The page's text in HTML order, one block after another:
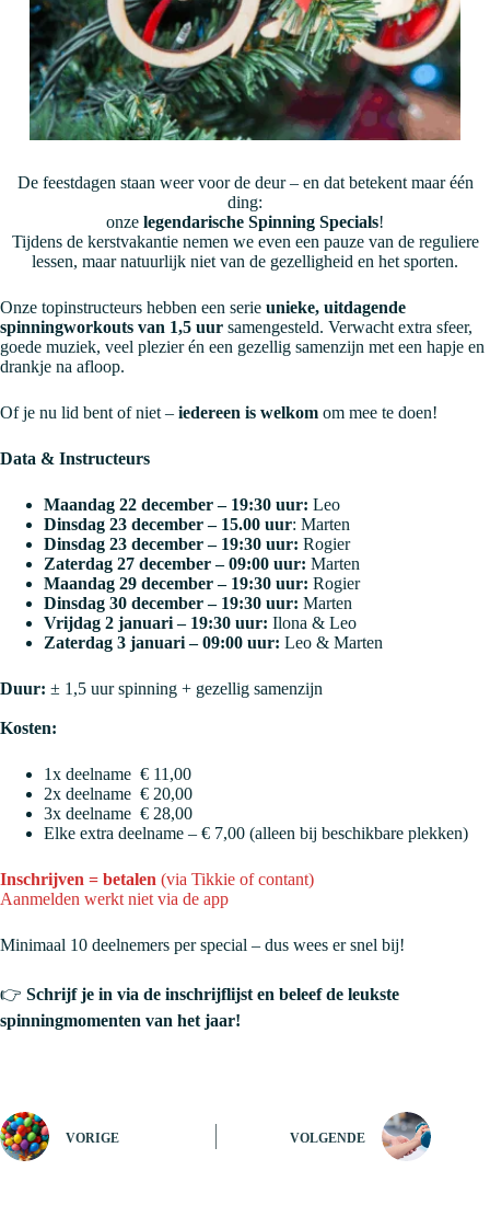
De feestdagen staan weer voor de deur – en dat betekent maar één
ding:
onze legendarische Spinning Specials!
Tijdens de kerstvakantie nemen we even een pauze van de reguliere
lessen, maar natuurlijk niet van de gezelligheid en het sporten.
Onze topinstructeurs hebben een serie unieke, uitdagende
spinningworkouts van 1,5 uur samengesteld. Verwacht extra sfeer,
goede muziek, veel plezier én een gezellig samenzijn met een hapje en
drankje na afloop.
Of je nu lid bent of niet – iedereen is welkom om mee te doen!
Data & Instructeurs
Maandag 22 december – 19:30 uur: Leo
Dinsdag 23 december – 15.00 uur: Marten
Dinsdag 23 december – 19:30 uur: Rogier
Zaterdag 27 december – 09:00 uur: Marten
Maandag 29 december – 19:30 uur: Rogier
Dinsdag 30 december – 19:30 uur: Marten
Vrijdag 2 januari – 19:30 uur: Ilona & Leo
Zaterdag 3 januari – 09:00 uur: Leo & Marten
Duur: ± 1,5 uur spinning + gezellig samenzijn
Kosten:
1x deelname € 11,00
2x deelname € 20,00
3x deelname € 28,00
Elke extra deelname – € 7,00 (alleen bij beschikbare plekken)
Inschrijven = betalen (via Tikkie of contant)
Aanmelden werkt niet via de app
Minimaal 10 deelnemers per special – dus wees er snel bij!
👉 Schrijf je in via de inschrijflijst en beleef de leukste
spinningmomenten van het jaar!
VORIGE VOLGENDE